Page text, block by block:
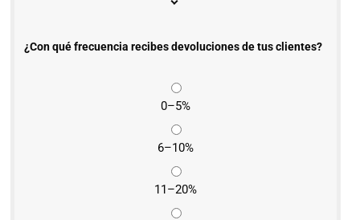
¿Con qué frecuencia recibes devoluciones de tus clientes?
0–5%
6–10%
11–20%